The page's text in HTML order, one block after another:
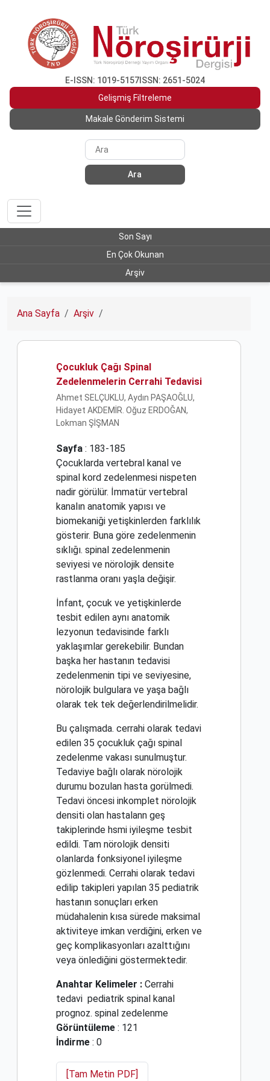
E-ISSN: 1019-5157 ISSN: 2651-5024
Gelişmiş Filtreleme
Makale Gönderim Sistemi
Ara
Son Sayı
En Çok Okunan
Arşiv
Ana Sayfa Arşiv
Çocukluk Çağı Spinal
Zedelenmelerin Cerrahi Tedavisi
Ahmet SELÇUKLU, Aydın PAŞAOĞLU,
Hidayet AKDEMİR. Oğuz ERDOĞAN,
Lokman ŞİŞMAN
Sayfa : 183-185
Çocuklarda vertebral kanal ve
spinal kord zedelenmesi nispeten
nadir görülür. İmmatür vertebral
kanalın anatomik yapısı ve
biomekaniği yetişkinlerden farklılık
gösterir. Buna göre zedelenmenin
sıklığı. spinal zedelenmenin
seviyesi ve nörolojik densite
rastlanma oranı yaşla değişir.
İnfant, çocuk ve yetişkinlerde
tesbit edilen aynı anatomik
lezyonun tedavisinde farklı
yaklaşımlar gerekebilir. Bundan
başka her hastanın tedavisi
zedelenmenin tipi ve seviyesine,
nörolojik bulgulara ve yaşa bağlı
olarak tek tek değerlendirilmelidir.
Bu çalışmada. cerrahi olarak tedavi
edilen 35 çocukluk çağı spinal
zedelenme vakası sunulmuştur.
Tedaviye bağlı olarak nörolojik
durumu bozulan hasta gorülmedi.
Tedavi öncesi inkomplet nörolojik
densiti olan hastalann geş
takiplerinde hsmi iyileşme tesbit
edildi. Tam nörolojik densiti
olanlarda fonksiyonel iyileşme
gözlenmedi. Cerrahi olarak tedavi
edilip takipleri yapılan 35 pediatrik
hastanın sonuçları erken
müdahalenin kısa sürede maksimal
aktiviteye imkan verdiğini, erken ve
geç komplikasyonları azalttığını
veya önlediğini göstermektedir.
Anahtar Kelimeler : Cerrahi
tedavi pediatrik spinal kanal
prognoz. spinal zedelenme
Görüntüleme : 121
İndirme : 0
[Tam Metin PDF]